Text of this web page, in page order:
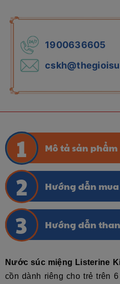
1900636605
Mô tả sản phẩm
Hướng dẫn
Hướng dẫn
Nước súc miệng Listerine
cồn dành riêng cho trẻ trên